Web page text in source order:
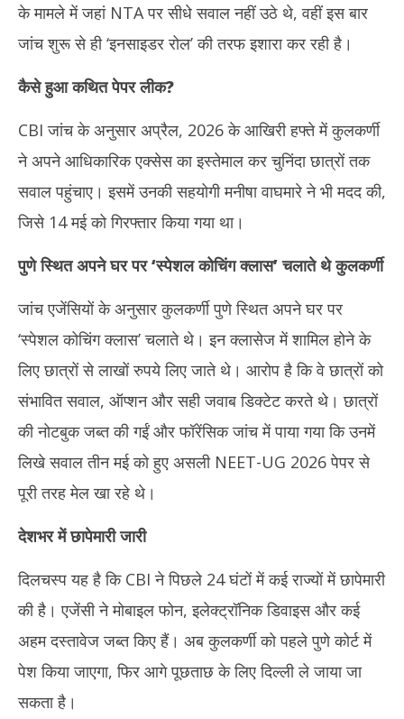
के मामले में जहां NTA पर सीधे सवाल नहीं उठे थे, वहीं इस बार
जांच शुरू से ही ‘इनसाइडर रोल’ की तरफ इशारा कर रही है।
कैसे हुआ कथित पेपर लीक?
CBI जांच के अनुसार अप्रैल, 2026 के आखिरी हफ्ते में कुलकर्णी
ने अपने आधिकारिक एक्सेस का इस्तेमाल कर चुनिंदा छात्रों तक
सवाल पहुंचाए। इसमें उनकी सहयोगी मनीषा वाघमारे ने भी मदद की,
जिसे 14 मई को गिरफ्तार किया गया था।
पुणे स्थित अपने घर पर‘स्पेशल कोचिंग क्लास’ चलाते थे कुलकर्णी
जांच एजेंसियों के अनुसार कुलकर्णी पुणे स्थित अपने घर पर
‘स्पेशल कोचिंग क्लास’ चलाते थे। इन क्लासेज में शामिल होने के
लिए छात्रों से लाखों रुपये लिए जाते थे। आरोप है कि वे छात्रों को
संभावित सवाल, ऑप्शन और सही जवाब डिक्टेट करते थे। छात्रों
की नोटबुक जब्त की गईं और फॉरेंसिक जांच में पाया गया कि उनमें
लिखे सवाल तीन मई को हुए असली NEET-UG 2026 पेपर से
पूरी तरह मेल खा रहे थे।
देशभर में छापेमारी जारी
दिलचस्प यह है कि CBI ने पिछले 24 घंटों में कई राज्यों में छापेमारी
की है। एजेंसी ने मोबाइल फोन, इलेक्ट्रॉनिक डिवाइस और कई
अहम दस्तावेज जब्त किए हैं। अब कुलकर्णी को पहले पुणे कोर्ट में
पेश किया जाएगा, फिर आगे पूछताछ के लिए दिल्ली ले जाया जा
सकता है।